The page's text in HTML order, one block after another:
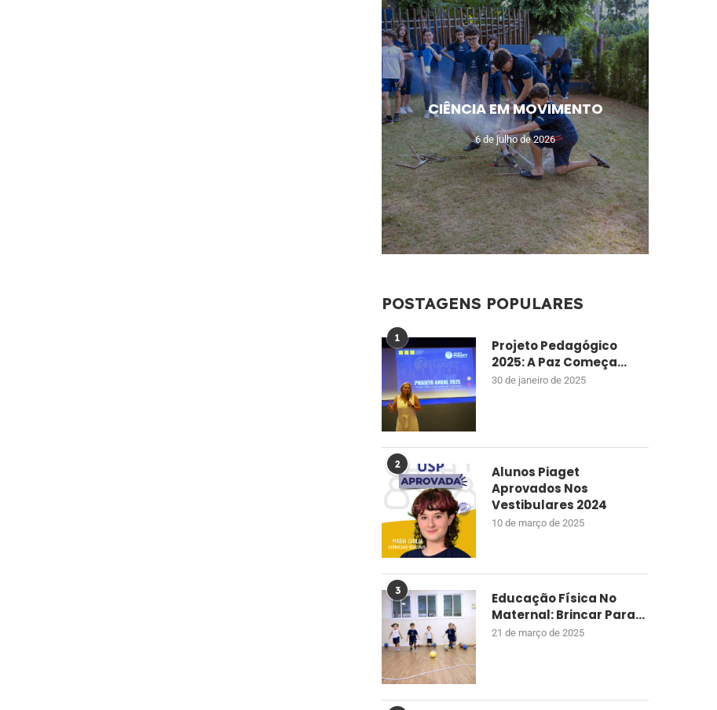
CIÊNCIA EM MOVIMENTO
6 de julho de 2026
POSTAGENS POPULARES
1
Projeto Pedagógico
2025: A Paz Começa...
30 de janeiro de 2025
2
Alunos Piaget
Aprovados Nos
Vestibulares 2024
10 de março de 2025
3
Educação Física No
Maternal: Brincar Para...
21 de março de 2025